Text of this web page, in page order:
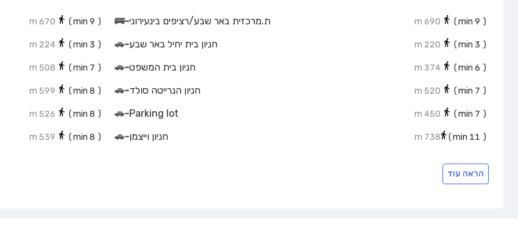
(
9
690 m ת.מרכזית באר שבע/רציפים בינעירוני-
🚌
(
9
670 m
(
3
220 m חניון בית יחיל באר שבע-
🚗
(
3
224 m
(
6
374 m חניון בית המשפט-
🚗
(
7
508 m
(
7
520 m חניון הנרייטה סולד-
🚗
(
8
599 m
(
7
450 m
Parking lot
-
🚗
(
8
526 m
(
11
738 m חניון וייצמן-
🚗
(
8
539 m
הראה עוד